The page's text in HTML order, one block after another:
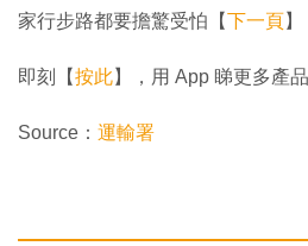
家行步路都要擔驚受怕【下一頁】
即刻【按此】，用 App 睇更多產
Source： 運輸署